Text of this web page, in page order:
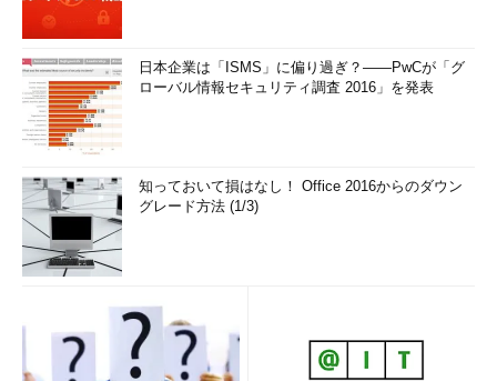
日本企業は「ISMS」に偏り過ぎ？――PwCが「グ
ローバル情報セキュリティ調査 2016」を発表
知っておいて損はなし！ Office 2016からのダウン
グレード方法 (1/3)